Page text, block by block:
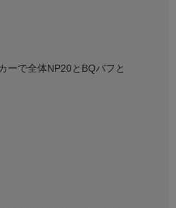
ーで全体NP20とBQバフと